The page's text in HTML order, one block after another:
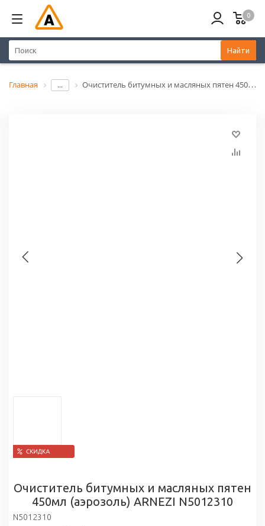
0
Найти
Главная ... Очиститель битумных и масляных пятен 450мл (аэрозоль) ARNEZI N5012310
Очиститель битумных и масляных пятен
450мл (аэрозоль) ARNEZI N5012310
N5012310